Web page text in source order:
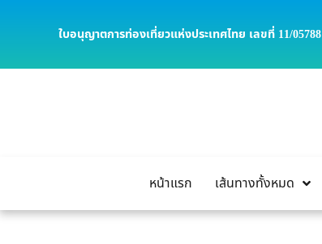
ใบอนุญาตการท่องเที่ยวแห่งประเทศไทย เลขที่ 11/05788
หน้าแรก เส้นทางทั้งหมด